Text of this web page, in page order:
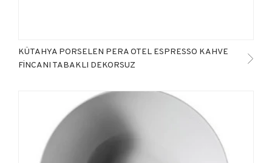
KÜTAHYA PORSELEN PERA OTEL ESPRESSO KAHVE
FİNCANI TABAKLI DEKORSUZ